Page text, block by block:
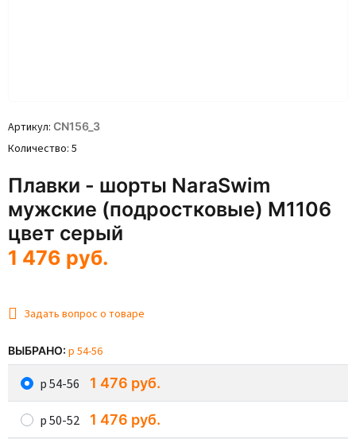
Артикул CN156_3
Количество 5
Плавки - шорты NaraSwim
мужские (подростковые) M1106
цвет серый
1 476 руб.
Задать вопрос о товаре
ВЫБРАНО: р 54-56
р 54-56 1 476 руб.
р 50-52 1 476 руб.